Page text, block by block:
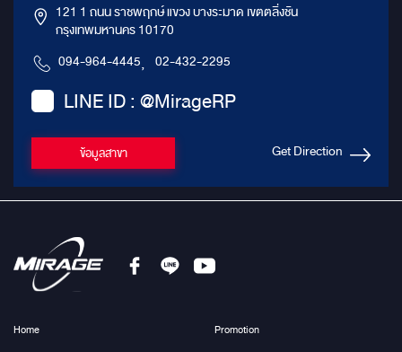
121 1 ถนน ราชพฤกษ์ แขวง บางระมาด เขตตลิ่งชัน
กรุงเทพมหานคร 10170
094-964-4445, 02-432-2295
LINE ID : @MirageRP
ข้อมูลสาขา Get Direction
Home
Promotion